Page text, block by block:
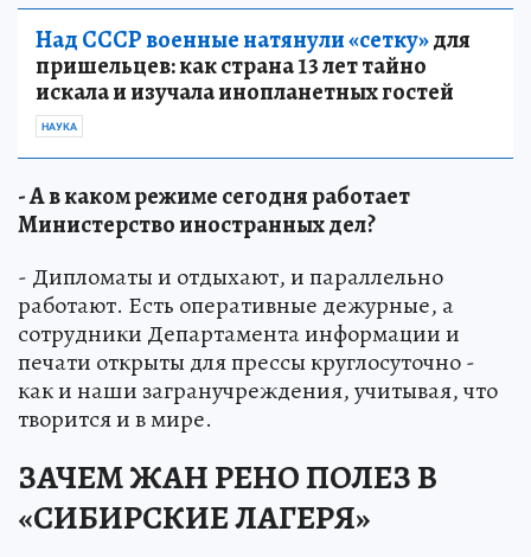
Над СССР военные натянули «сетку»для
пришельцев: как страна 13 лет тайно
искала и изучала инопланетных гостей
НАУКА
- А в каком режиме сегодня работает
Министерство иностранных дел?
- Дипломаты и отдыхают, и параллельно
работают. Есть оперативные дежурные, а
сотрудники Департамента информации и
печати открыты для прессы круглосуточно -
как и наши загранучреждения, учитывая, что
творится и в мире.
ЗАЧЕМ ЖАН РЕНО ПОЛЕЗ В
«СИБИРСКИЕ ЛАГЕРЯ»